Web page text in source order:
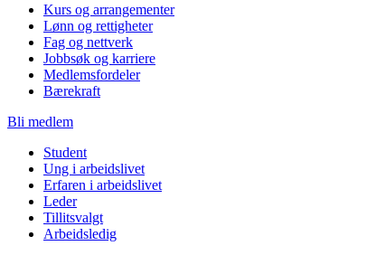
Kurs og arrangementer
Lønn og rettigheter
Fag og nettverk
Jobbsøk og karriere
Medlemsfordeler
Bærekraft
Bli medlem
Student
Ung i arbeidslivet
Erfaren i arbeidslivet
Leder
Tillitsvalgt
Arbeidsledig